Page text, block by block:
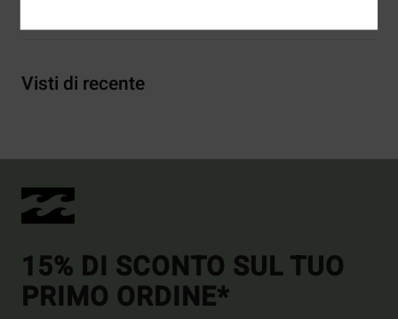
Visti di recente
15% DI SCONTO SUL TUO
PRIMO ORDINE*